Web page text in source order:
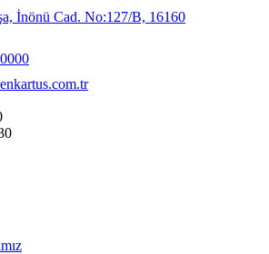
İnönü Cad. No:127/B, 16160